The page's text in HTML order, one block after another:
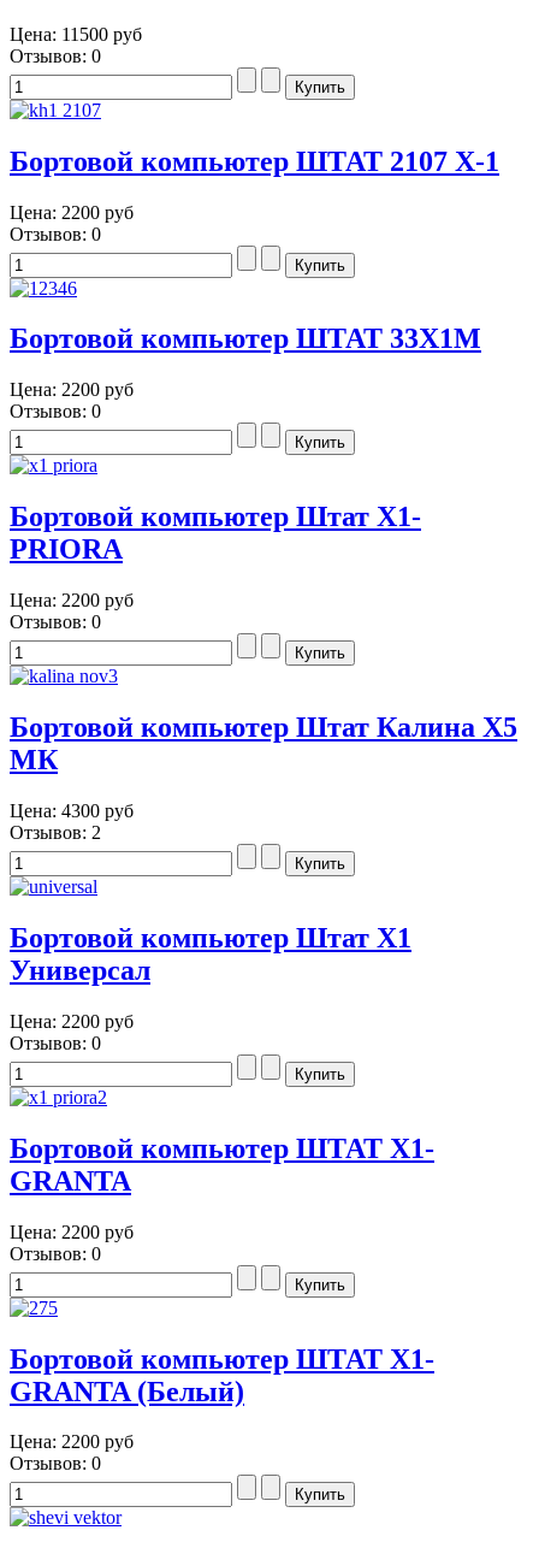
Цена: 11500 руб
Отзывов: 0
Бортовой компьютер ШТАТ 2107 X-1
Цена: 2200 руб
Отзывов: 0
Бортовой компьютер ШТАТ 33Х1М
Цена: 2200 руб
Отзывов: 0
Бортовой компьютер Штат X1-
PRIORA
Цена: 2200 руб
Отзывов: 0
Бортовой компьютер Штат Калина Х5
МК
Цена: 4300 руб
Отзывов: 2
Бортовой компьютер Штат Х1
Универсал
Цена: 2200 руб
Отзывов: 0
Бортовой компьютер ШТАТ Х1-
GRANTA
Цена: 2200 руб
Отзывов: 0
Бортовой компьютер ШТАТ Х1-
GRANTA (Белый)
Цена: 2200 руб
Отзывов: 0